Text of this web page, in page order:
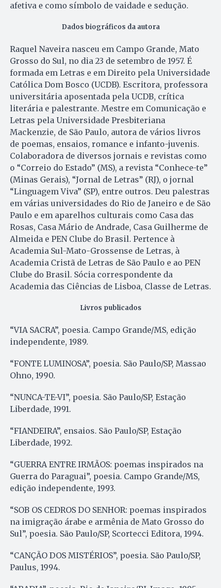
afetiva e como símbolo de vaidade e sedução.
Dados biográficos da autora
Raquel Naveira nasceu em Campo Grande, Mato
Grosso do Sul, no dia 23 de setembro de 1957. É
formada em Letras e em Direito pela Universidade
Católica Dom Bosco (UCDB). Escritora, professora
universitária aposentada pela UCDB, crítica
literária e palestrante. Mestre em Comunicação e
Letras pela Universidade Presbiteriana
Mackenzie, de São Paulo, autora de vários livros
de poemas, ensaios, romance e infanto-juvenis.
Colaboradora de diversos jornais e revistas como
o “Correio do Estado” (MS), a revista “Conhece-te”
(Minas Gerais), “Jornal de Letras” (RJ), o jornal
“Linguagem Viva” (SP), entre outros. Deu palestras
em várias universidades do Rio de Janeiro e de São
Paulo e em aparelhos culturais como Casa das
Rosas, Casa Mário de Andrade, Casa Guilherme de
Almeida e PEN Clube do Brasil. Pertence à
Academia Sul-Mato-Grossense de Letras, à
Academia Cristã de Letras de São Paulo e ao PEN
Clube do Brasil. Sócia correspondente da
Academia das Ciências de Lisboa, Classe de Letras.
Livros publicados
“VIA SACRA”, poesia. Campo Grande/MS, edição
independente, 1989.
“FONTE LUMINOSA”, poesia. São Paulo/SP, Massao
Ohno, 1990.
“NUNCA-TE-VI”, poesia. São Paulo/SP, Estação
Liberdade, 1991.
“FIANDEIRA”, ensaios. São Paulo/SP, Estação
Liberdade, 1992.
“GUERRA ENTRE IRMÃOS: poemas inspirados na
Guerra do Paraguai”, poesia. Campo Grande/MS,
edição independente, 1993.
“SOB OS CEDROS DO SENHOR: poemas inspirados
na imigração árabe e armênia de Mato Grosso do
Sul”, poesia. São Paulo/SP, Scortecci Editora, 1994.
“CANÇÃO DOS MISTÉRIOS”, poesia. São Paulo/SP,
Paulus, 1994.